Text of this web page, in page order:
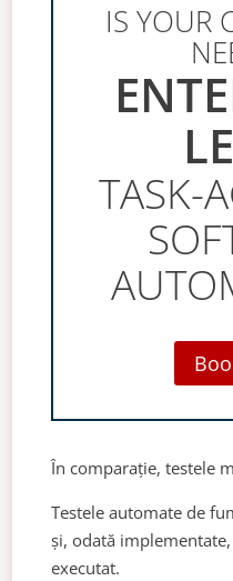
IS YOUR
TASK-
În comparație, testele
Testele automate de
și, odată
executat.